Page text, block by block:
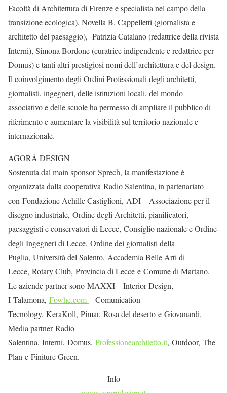
Facoltà di Architettura di Firenze e specialista nel campo della
transizione ecologica), Novella B. Cappelletti (giornalista e
architetto del paesaggio), Patrizia Catalano (redattrice della rivista
Interni), Simona Bordone (curatrice indipendente e redattrice per
Domus) e tanti altri prestigiosi nomi dell’architettura e del design.
Il coinvolgimento degli Ordini Professionali degli architetti,
giornalisti, ingegneri, delle istituzioni locali, del mondo
associativo e delle scuole ha permesso di ampliare il pubblico di
riferimento e aumentare la visibilità sul territorio nazionale e
internazionale.
AGORÀ DESIGN
Sostenuta dal main sponsor Sprech, la manifestazione è
organizzata dalla cooperativa Radio Salentina, in partenariato
con Fondazione Achille Castiglioni, ADI – Associazione per il
disegno industriale, Ordine degli Architetti, pianificatori,
paesaggisti e conservatori di Lecce, Consiglio nazionale e Ordine
degli Ingegneri di Lecce, Ordine dei giornalisti della
Puglia, Università del Salento, Accademia Belle Arti di
Lecce, Rotary Club, Provincia di Lecce e Comune di Martano.
Le aziende partner sono MAXXI – Interior Design,
I Talamona, Fowhe.com – Comunication
Tecnology, KeraKoll, Pimar, Rosa del deserto e Giovanardi.
Media partner Radio
Salentina, Interni, Domus, Professionearchitetto.it, Outdoor, The
Plan e Finiture Green.
Info